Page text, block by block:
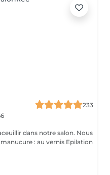
233
dans notre salon. Nous